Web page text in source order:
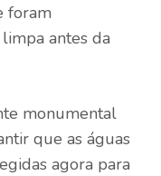
foram
antes da
monumental
que as águas
agora para